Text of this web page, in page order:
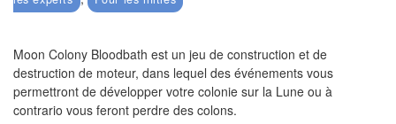
air
Pendules
Echiquier
pour
Moon Colony Bloodbath est un jeu de construction et de
destruction de moteur, dans lequel des événements vous
permettront de développer votre colonie sur la Lune ou à
contrario vous feront perdre des colons.